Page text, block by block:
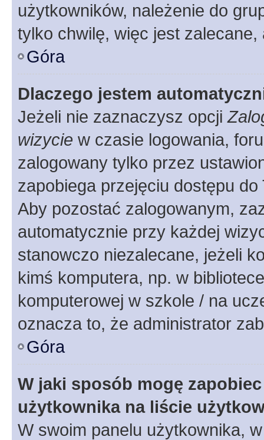
użytkowników, należenie do
tylko chwilę, więc jest zalecane,
Góra
Dlaczego jestem
Jeżeli nie zaznaczysz opcji
wizycie w czasie logowania,
zalogowany tylko przez
zapobiega przejęciu dostępu
Aby pozostać zalogowanym,
automatycznie przy każdej
stanowczo niezalecane, jeżeli
kimś komputera, np. w
komputerowej w szkole / na
oznacza to, że administrator
Góra
W jaki sposób mogę
użytkownika na liście
W swoim panelu użytkownika,